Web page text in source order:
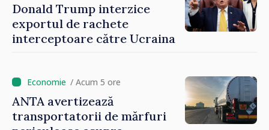
Donald Trump interzice
exportul de rachete
interceptoare către Ucraina
/ Acum 5 ore
ANTA avertizează
transportatorii de mărfuri